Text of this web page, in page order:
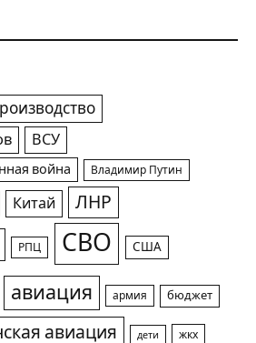
ВСУ
война Владимир Путин
Китай ЛНР
РПЦ СВО США
авиация армия бюджет
авиация дети жкх